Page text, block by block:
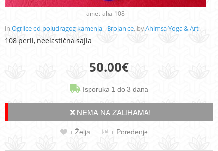
amet-aha-108
in Ogrlice od poludragog kamenja - Brojanice, byAhimsa Yoga & Art
108 perli, neelastična sajla
50.00€
Isporuka 1 do 3 dana
NEMA NA ZALIHAMA!
+ Želja + Poređenje